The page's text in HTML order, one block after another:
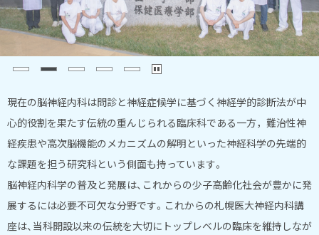
神
経
内
科
学
講
座
大
医
学
部
神
経
内
科
写
真
集
現在の脳神経内科は問診と神経症候学に基づく神経学的診断法が中
心的役割を果たす伝統の重んじられる臨床科である一方，難治性神
経疾患や高次脳機能のメカニズムの解明といった神経科学の先端的
な課題を担う研究科という側面も持っています。
脳神経内科学の普及と発展は、これからの少子高齢化社会が豊かに発
展するには必要不可欠な分野です。これからの札幌医大神経内科講
座は、当科開設以来の伝統を大切にトップレベルの臨床を維持しなが